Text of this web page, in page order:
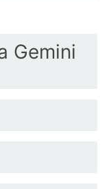
Gemini